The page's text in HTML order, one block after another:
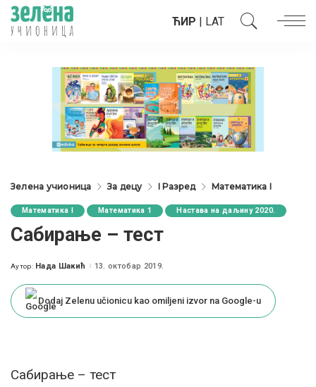
ЋИР | LAT
Зелена учионица За децу I Разред Математика I
Математика I Математика 1 Настава на даљину 2020.
Сабирање – тест
Posted
Аутор: Нада Шакић 13. октобар 2019.
Dodaj Zelenu učionicu kao omiljeni izvor na Google-u
Сабирање – тест